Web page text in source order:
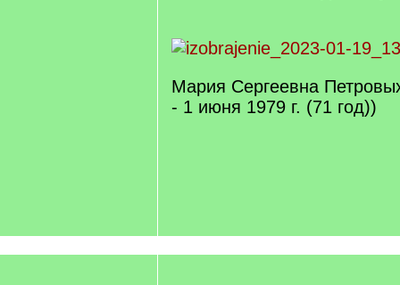
Мария Сергеевна
- 1 июня 1979 г. (71 год))